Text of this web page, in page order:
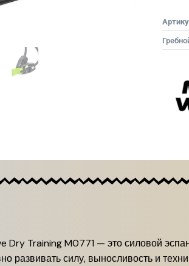
Dry Training M0771 — это силовой
развивать силу, выносливость и